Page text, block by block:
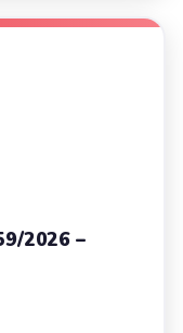
2026 –